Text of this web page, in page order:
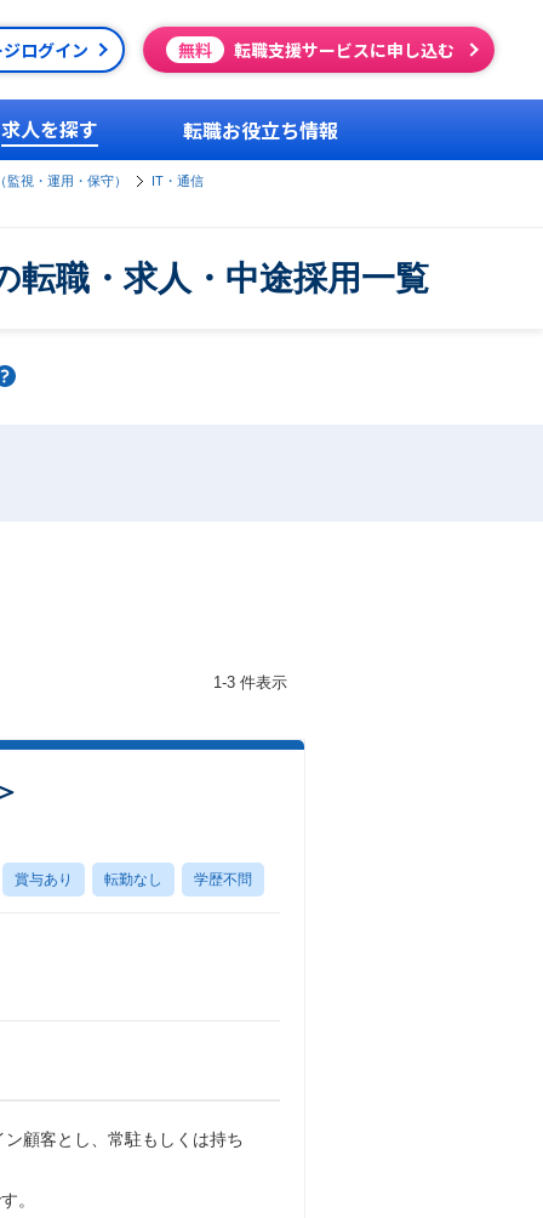
ログイン 無料 転職支援サービスに申し込む
求人を探す 転職お役立ち情報
視・運用・保守）
IT・通信
転職・求人・中途採用一覧
1-3 件表示
賞与あり 転勤なし 学歴不問
顧客とし、常駐もしくは持ち
。